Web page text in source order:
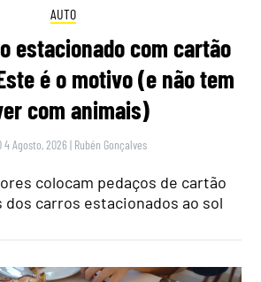
AUTO
estacionado com cartão
é o motivo (e não tem
com animais)
4 Agosto, 2026 | Rubén Gonçalves
colocam pedaços de cartão
dos carros estacionados ao sol